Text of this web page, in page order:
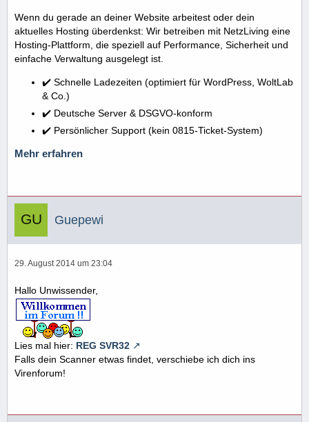
Wenn du gerade an deiner Website arbeitest oder dein
aktuelles Hosting überdenkst: Wir betreiben mit NetzLiving eine
Hosting-Plattform, die speziell auf Performance, Sicherheit und
einfache Verwaltung ausgelegt ist.
✔️ Schnelle Ladezeiten (optimiert für WordPress, WoltLab
& Co.)
✔️ Deutsche Server & DSGVO-konform
✔️ Persönlicher Support (kein 0815-Ticket-System)
Mehr erfahren
Guepewi
29. August 2014 um 23:04
Hallo Unwissender,
Lies mal hier: REG SVR32
Falls dein Scanner etwas findet, verschiebe ich dich ins
Virenforum!